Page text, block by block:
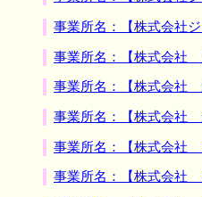
事業所名：【株式会社
事業所名：【株式会社
事業所名：【株式会社
事業所名：【株式会社
事業所名：【株式会社
事業所名：【株式会社